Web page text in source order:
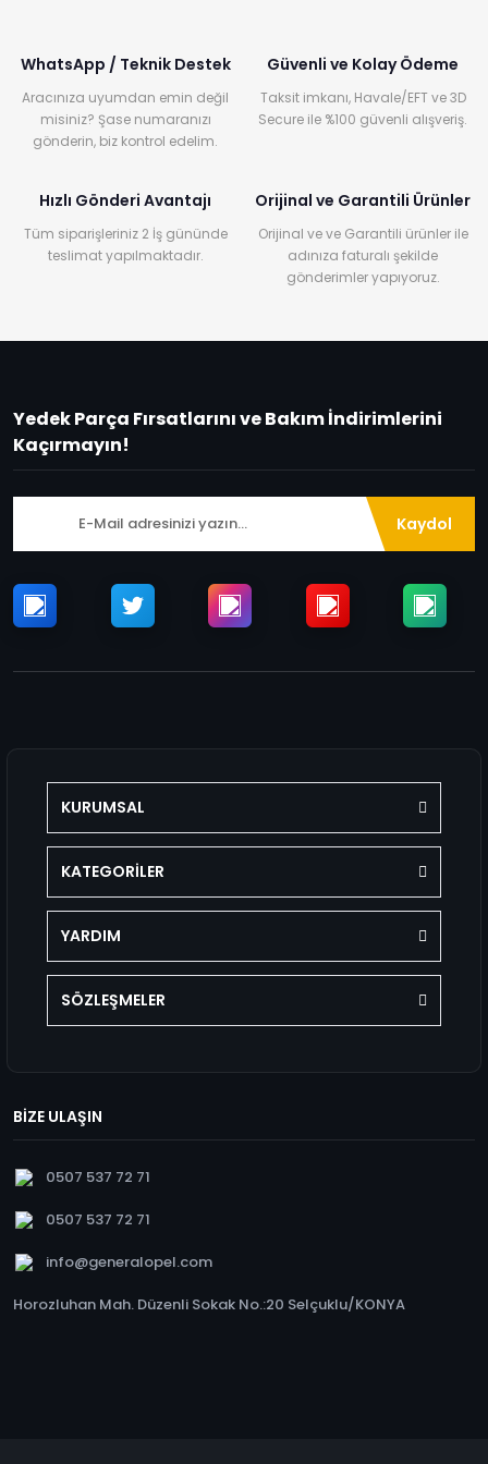
WhatsApp / Teknik Destek
Aracınıza uyumdan emin değil
misiniz? Şase numaranızı
gönderin, biz kontrol edelim.
Güvenli ve Kolay Ödeme
Taksit imkanı, Havale/EFT ve 3D
Secure ile %100 güvenli alışveriş.
Hızlı Gönderi Avantajı
Tüm siparişleriniz 2 İş gününde
teslimat yapılmaktadır.
Orijinal ve Garantili Ürünler
Orijinal ve ve Garantili ürünler ile
adınıza faturalı şekilde
gönderimler yapıyoruz.
Yedek Parça Fırsatlarını ve Bakım İndirimlerini
Kaçırmayın!
Kaydol
KURUMSAL
KATEGORİLER
YARDIM
SÖZLEŞMELER
BİZE ULAŞIN
0507 537 72 71
0507 537 72 71
info@generalopel.com
Horozluhan Mah. Düzenli Sokak No.:20 Selçuklu/KONYA